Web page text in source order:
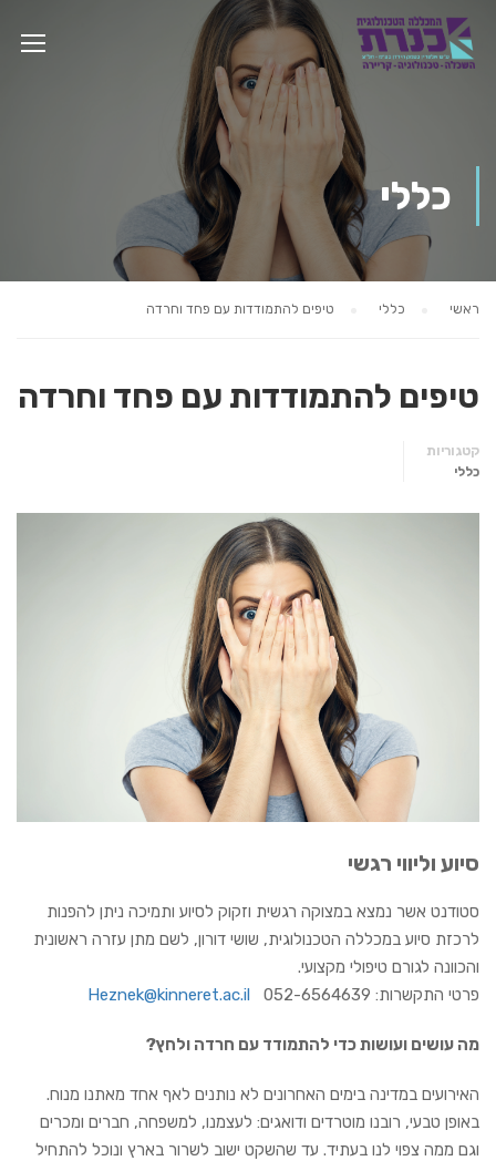
כללי
ראשי כללי טיפים להתמודדות עם פחד וחרדה
טיפים להתמודדות עם פחד וחרדה
קטגוריות
כללי
סיוע וליווי רגשי
סטודנט אשר נמצא במצוקה רגשית וזקוק לסיוע ותמיכה ניתן להפנות
לרכזת סיוע במכללה הטכנולוגית, שושי דורון, לשם מתן עזרה ראשונית
והכוונה לגורם טיפולי מקצועי.
פרטי התקשרות:
Heznek@kinneret.ac.il 052-6564639
מה עושים ועושות כדי להתמודד עם חרדה ולחץ?
האירועים במדינה בימים האחרונים לא נותנים לאף אחד מאתנו מנוח.
באופן טבעי, רובנו מוטרדים ודואגים: לעצמנו, למשפחה, חברים ומכרים
וגם ממה צפוי לנו בעתיד. עד שהשקט ישוב לשרור בארץ ונוכל להתחיל